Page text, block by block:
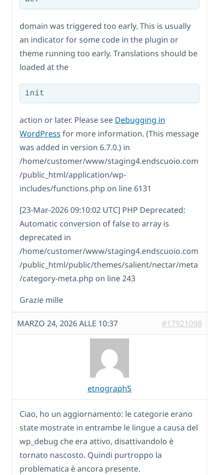
domain was triggered too early. This is usually
an indicator for some code in the plugin or
theme running too early. Translations should be
loaded at the
init
action or later. Please see Debugging in
WordPress for more information. (This message
was added in version 6.7.0.) in
/home/customer/www/staging4.endscuoio.com
/public_html/application/wp-
includes/functions.php on line 6131
[23-Mar-2026 09:10:02 UTC] PHP Deprecated:
Automatic conversion of false to array is
deprecated in
/home/customer/www/staging4.endscuoio.com
/public_html/public/themes/salient/nectar/meta
/category-meta.php on line 243
Grazie mille
MARZO 24, 2026 ALLE 10:37 #17921098
etnographS
Ciao, ho un aggiornamento: le categorie erano
state mostrate in entrambe le lingue a causa del
wp_debug che era attivo, disattivandolo è
tornato nascosto. Quindi purtroppo la
problematica è ancora presente.